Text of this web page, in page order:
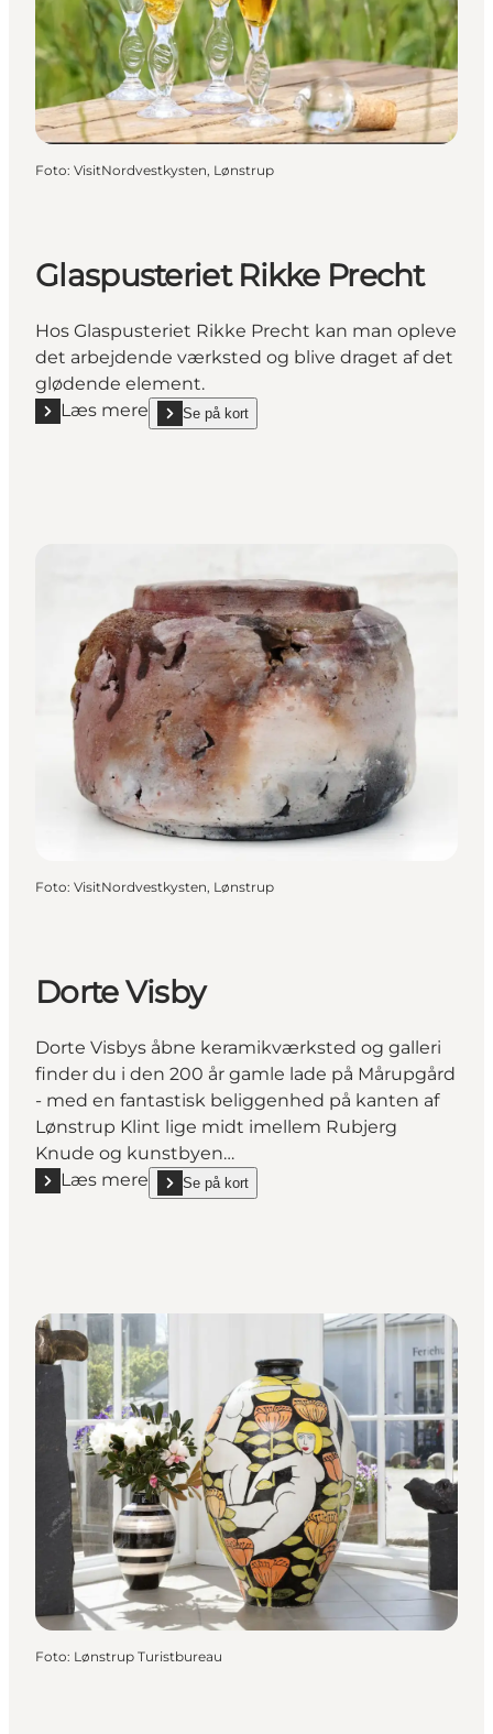
Foto: VisitNordvestkysten, Lønstrup
Glaspusteriet Rikke Precht
Hos Glaspusteriet Rikke Precht kan man opleve
det arbejdende værksted og blive draget af det
glødende element.
Læs mere
Læs mere "Glaspusteriet Rikke Precht"
Se på kort
show Glaspusteriet Rikke Precht on_map
Foto: VisitNordvestkysten, Lønstrup
Dorte Visby
Dorte Visbys åbne keramikværksted og galleri
finder du i den 200 år gamle lade på Mårupgård
- med en fantastisk beliggenhed på kanten af
Lønstrup Klint lige midt imellem Rubjerg
Knude og kunstbyen…
Læs mere
Læs mere "Dorte Visby"
Se på kort
show Dorte Visby on_map
Foto: Lønstrup Turistbureau